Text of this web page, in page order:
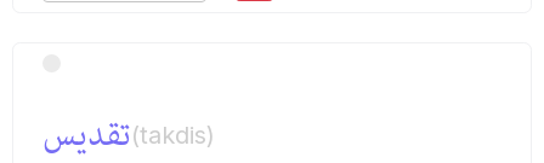
تقدیس(takdis)